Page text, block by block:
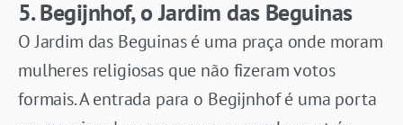
5. Begijnhof, o Jardim das Beguinas
O Jardim das Beguinas é uma praça onde moram
mulheres religiosas que não fizeram votos
formais. A entrada para o Begijnhof é uma porta